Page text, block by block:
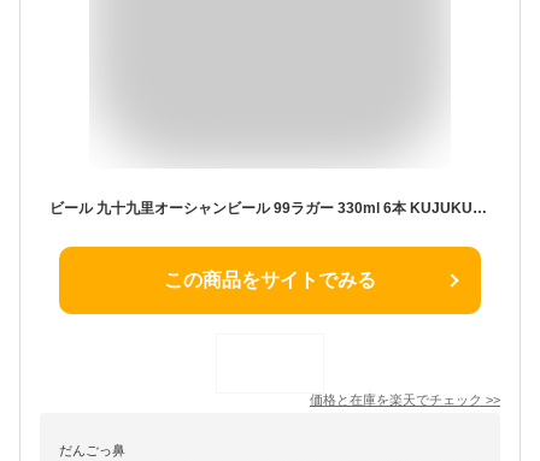
ビール 九十九里オーシャンビール 99ラガー 330ml 6本 KUJUKURI OCEAN 千葉 クラフトビール お酒
この商品をサイトでみる
価格と在庫を楽天でチェック >>
だんごっ鼻